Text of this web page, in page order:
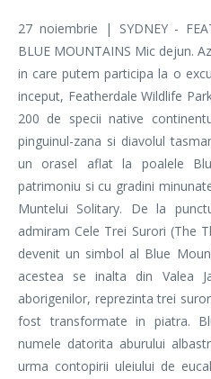
27 noiembrie | SYDNEY -
BLUE MOUNTAINS Mic dejun.
in care putem participa la o
inceput, Featherdale Wildlife
200 de specii native
pinguinul-zana si diavolul
un orasel aflat la poalele
patrimoniu si cu gradini
Muntelui Solitary. De la
admiram Cele Trei Surori (The
devenit un simbol al Blue
acestea se inalta din Valea
aborigenilor, reprezinta trei
fost transformate in piatra.
numele datorita aburului
urma contopirii uleiului de